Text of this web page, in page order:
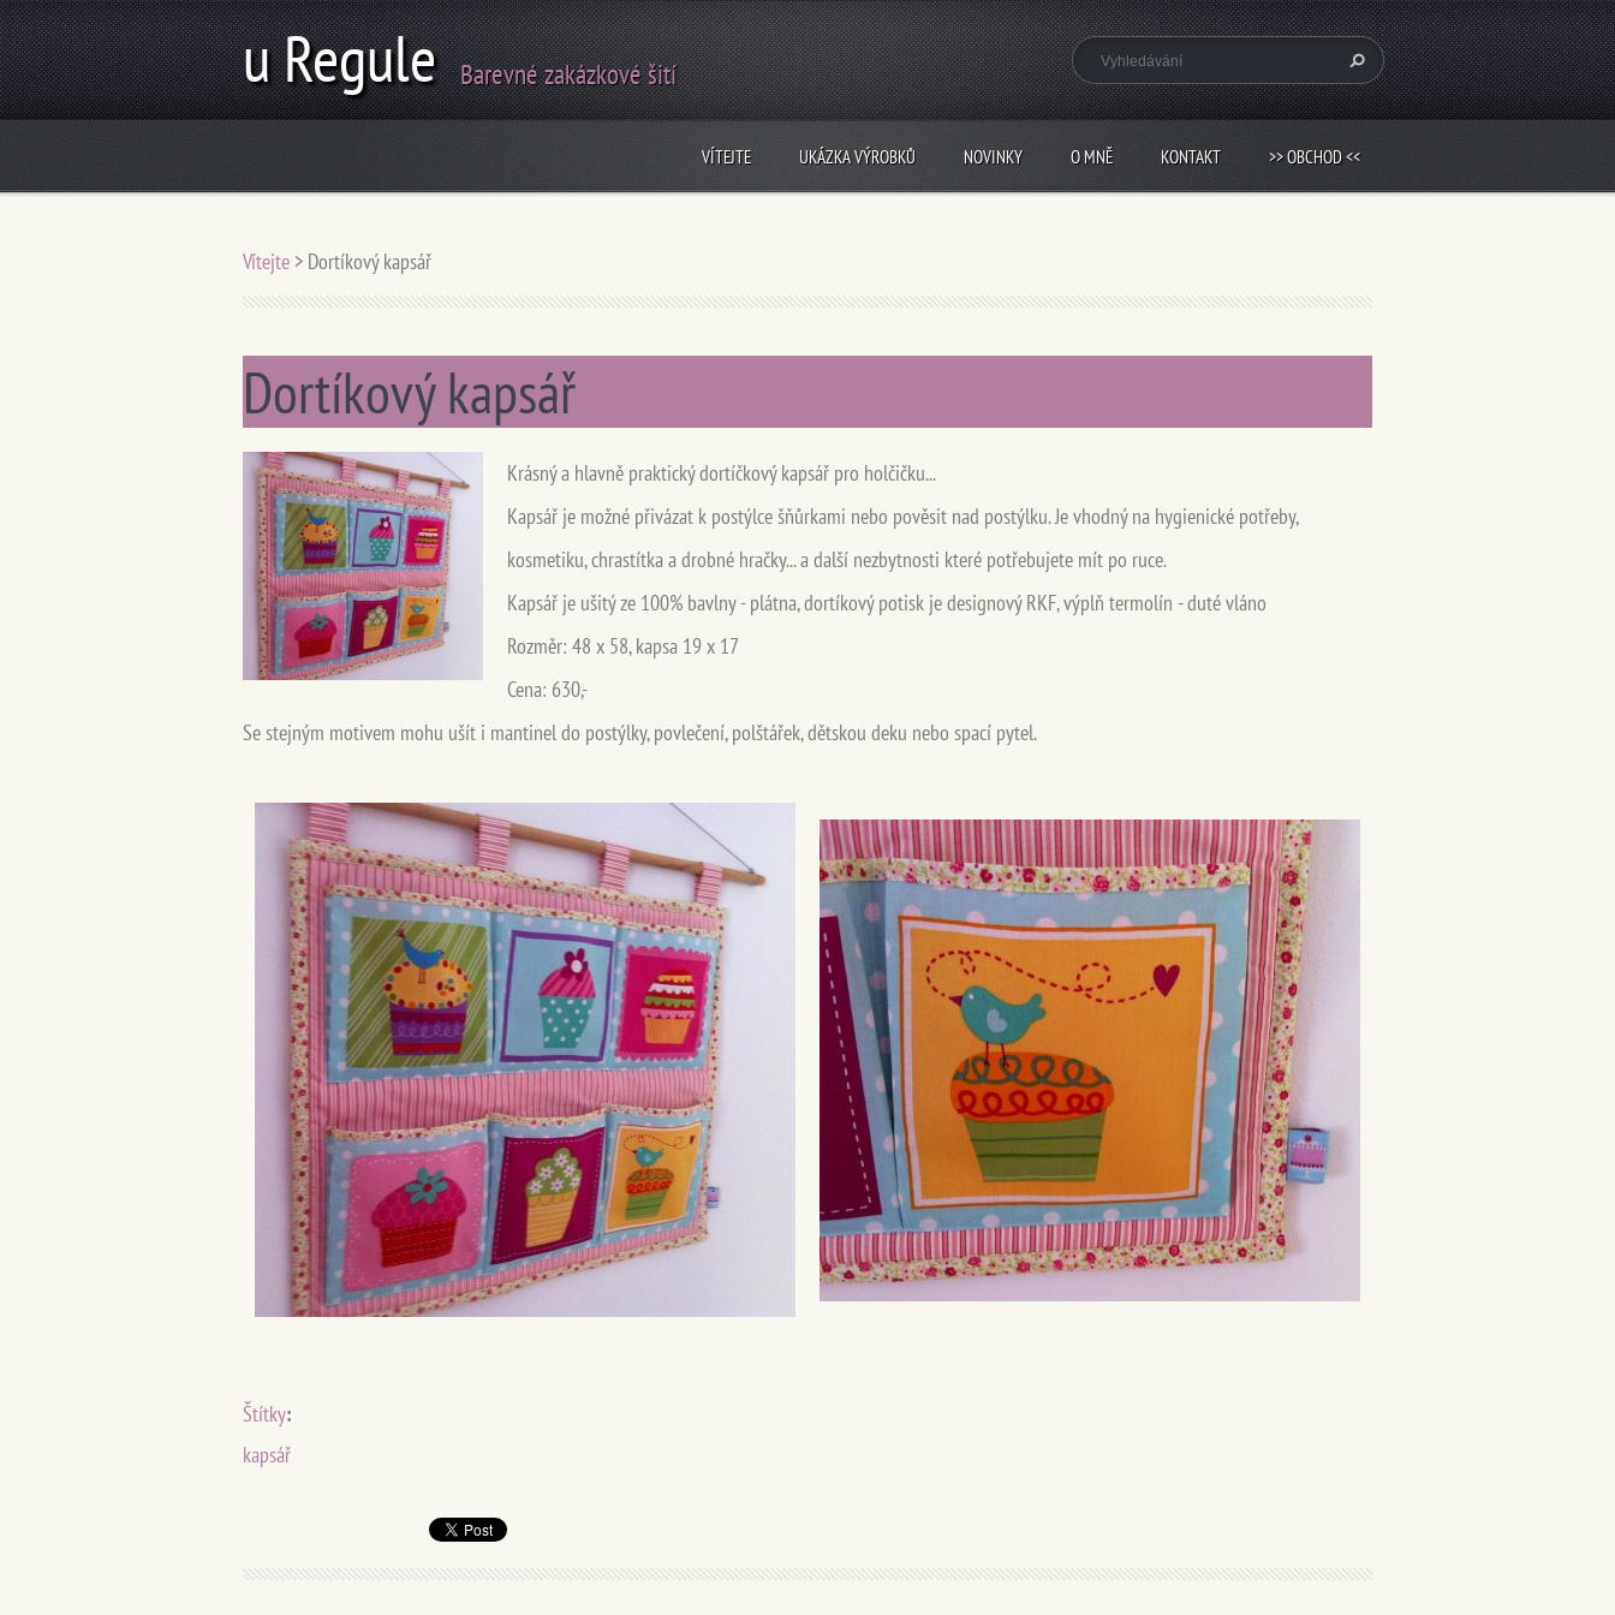
u Regule Barevné zakázkové šití
VÍTEJTE UKÁZKA VÝROBKŮ NOVINKY O MNĚ KONTAKT >> OBCHOD <<
Vítejte > Dortíkový kapsář
Dortíkový kapsář
Krásný a hlavně praktický dortíčkový kapsář pro holčičku...
Kapsář je možné přivázat k postýlce šňůrkami nebo pověsit nad postýlku. Je vhodný na hygienické potřeby,
kosmetiku, chrastítka a drobné hračky... a další nezbytnosti které potřebujete mít po ruce.
Kapsář je ušitý ze 100% bavlny - plátna, dortíkový potisk je designový RKF, výplň termolín - duté vláno
Rozměr: 48 x 58, kapsa 19 x 17
Cena: 630,-
Se stejným motivem mohu ušít i mantinel do postýlky, povlečení, polštářek, dětskou deku nebo spací pytel.
Štítky:
kapsář